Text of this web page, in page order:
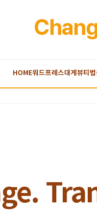
HOME워드프레스대게뷰티